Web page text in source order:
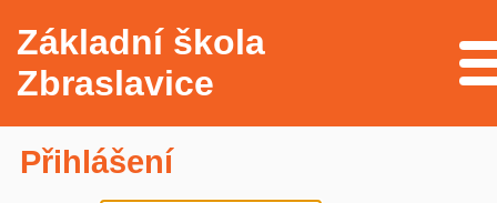
Základní škola
Zbraslavice
Přihlášení